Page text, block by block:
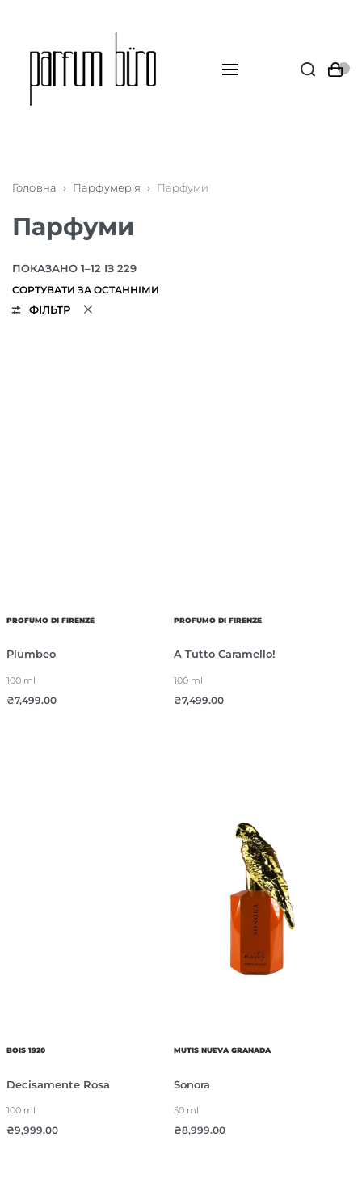
Головна › Парфумерія › Парфуми
Парфуми
ПОКАЗАНО 1–12 ІЗ 229
ФІЛЬТР
PROFUMO DI FIRENZE
Plumbeo
100 ml
₴7,499.00
PROFUMO DI FIRENZE
A Tutto Caramello!
100 ml
₴7,499.00
BOIS 1920
Decisamente Rosa
100 ml
₴9,999.00
MUTIS NUEVA GRANADA
Sonora
50 ml
₴8,999.00